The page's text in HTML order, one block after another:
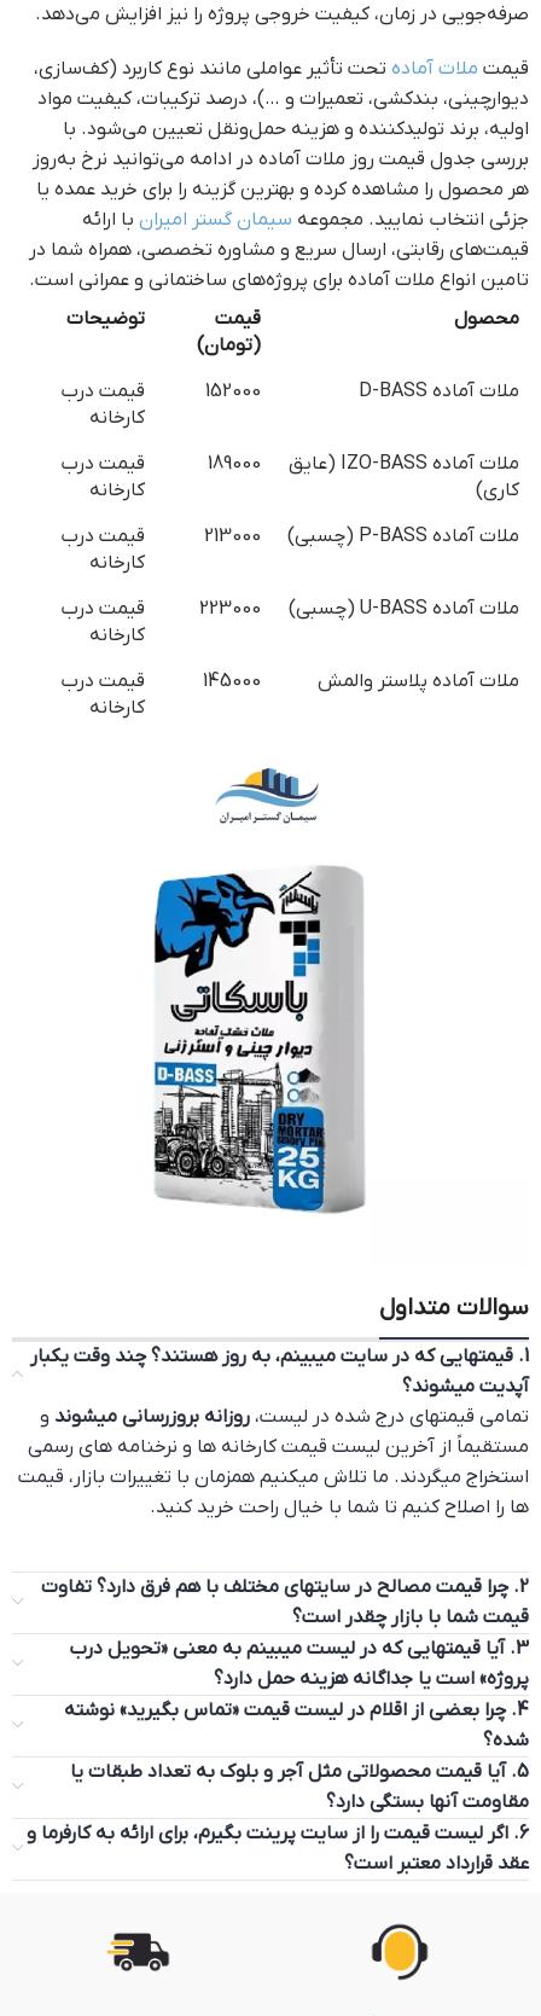
صرفه‌جویی در زمان، کیفیت خروجی پروژه را نیز افزایش می‌دهد.
قیمت ملات آماده تحت تأثیر عواملی مانند نوع کاربرد (کف‌سازی،
دیوارچینی، بندکشی، تعمیرات و …)، درصد ترکیبات، کیفیت مواد
اولیه، برند تولیدکننده و هزینه حمل‌ونقل تعیین می‌شود. با
بررسی جدول قیمت روز ملات آماده در ادامه می‌توانید نرخ به‌روز
هر محصول را مشاهده کرده و بهترین گزینه را برای خرید عمده یا
جزئی انتخاب نمایید. مجموعه سیمان گستر امیران با ارائه
قیمت‌های رقابتی، ارسال سریع و مشاوره تخصصی، همراه شما در
تامین انواع ملات آماده برای پروژه‌های ساختمانی و عمرانی است.
محصول
قیمت
(تومان)
توضیحات
ملات آماده D-BASS 152000
قیمت درب
کارخانه
ملات آماده IZO-BASS (عایق
کاری)
189000
قیمت درب
کارخانه
ملات آماده P-BASS (چسبی)
213000
قیمت درب
کارخانه
ملات آماده U-BASS (چسبی)
223000
قیمت درب
کارخانه
ملات آماده پلاستر والمش
145000
قیمت درب
کارخانه
سوالات متداول
1. قیمتهایی که در سایت میبینم، به روز هستند؟ چند وقت یکبار
آپدیت میشوند؟
تمامی قیمتهای درج شده در لیست، روزانه بروزرسانی میشوند و
مستقیماً از آخرین لیست قیمت کارخانه ها و نرخنامه های رسمی
استخراج میگردند. ما تلاش میکنیم همزمان با تغییرات بازار، قیمت
ها را اصلاح کنیم تا شما با خیال راحت خرید کنید.
2. چرا قیمت مصالح در سایتهای مختلف با هم فرق دارد؟ تفاوت
قیمت شما با بازار چقدر است؟
3. آیا قیمتهایی که در لیست میبینم به معنی «تحویل درب
پروژه» است یا جداگانه هزینه حمل دارد؟
4. چرا بعضی از اقلام در لیست قیمت «تماس بگیرید» نوشته
شده؟
5. آیا قیمت محصولاتی مثل آجر و بلوک به تعداد طبقات یا
مقاومت آنها بستگی دارد؟
6. اگر لیست قیمت را از سایت پرینت بگیرم، برای ارائه به کارفرما و
عقد قرارداد معتبر است؟